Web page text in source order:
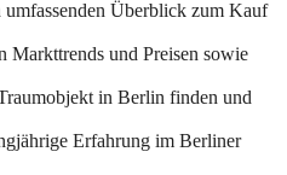
Überblick zum Kauf
Markttrends und Preisen sowie
in Berlin finden und
Erfahrung im Berliner